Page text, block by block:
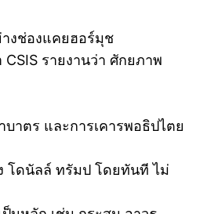
างช่องแคยฮอร์มุช
รายงานว่า ศักยภาพ
าตร และการเคารพอธิปไตย
โดนัลล์ ทรัมป โดยทันที ไม่